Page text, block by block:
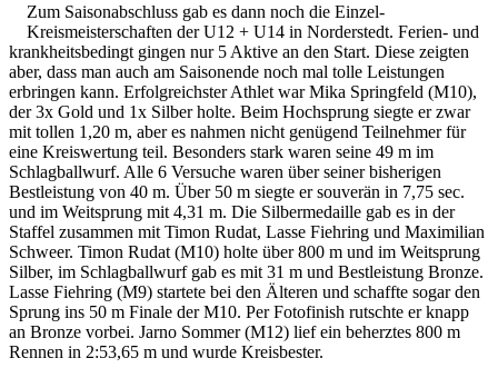
Zum Saisonabschluss gab es dann noch die Einzel-
Kreismeisterschaften der U12 + U14 in Norderstedt. Ferien- und
krankheitsbedingt gingen nur 5 Aktive an den Start. Diese zeigten
aber, dass man auch am Saisonende noch mal tolle Leistungen
erbringen kann. Erfolgreichster Athlet war Mika Springfeld (M10),
der 3x Gold und 1x Silber holte. Beim Hochsprung siegte er zwar
mit tollen 1,20 m, aber es nahmen nicht genügend Teilnehmer für
eine Kreiswertung teil. Besonders stark waren seine 49 m im
Schlagballwurf. Alle 6 Versuche waren über seiner bisherigen
Bestleistung von 40 m. Über 50 m siegte er souverän in 7,75 sec.
und im Weitsprung mit 4,31 m. Die Silbermedaille gab es in der
Staffel zusammen mit Timon Rudat, Lasse Fiehring und Maximilian
Schweer. Timon Rudat (M10) holte über 800 m und im Weitsprung
Silber, im Schlagballwurf gab es mit 31 m und Bestleistung Bronze.
Lasse Fiehring (M9) startete bei den Älteren und schaffte sogar den
Sprung ins 50 m Finale der M10. Per Fotofinish rutschte er knapp
an Bronze vorbei. Jarno Sommer (M12) lief ein beherztes 800 m
Rennen in 2:53,65 m und wurde Kreisbester.